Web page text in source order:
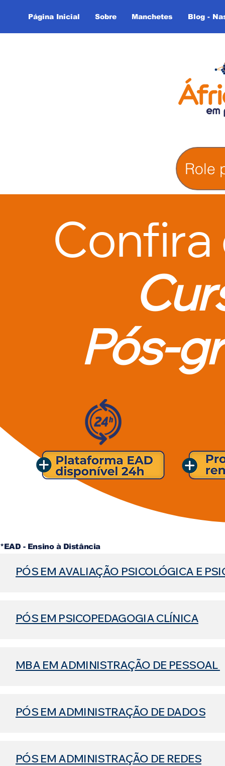
Página Inicial Sobre Manchetes Blog -
Role
Confira
Pós-
*EAD - Ensino à Distância
PÓS EM AVALIAÇÃO PSICOLÓGICA E
PÓS EM PSICOPEDAGOGIA CLÍNICA
MBA EM ADMINISTRAÇÃO DE PESSOAL
PÓS EM ADMINISTRAÇÃO DE DADOS
PÓS EM ADMINISTRAÇÃO DE REDES